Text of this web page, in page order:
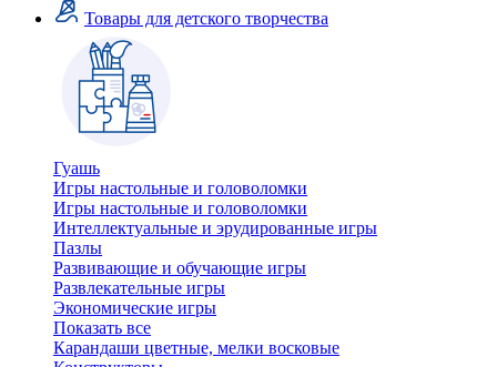
Товары для детского творчества
Гуашь
Игры настольные и головоломки
Игры настольные и головоломки
Интеллектуальные и эрудированные игры
Пазлы
Развивающие и обучающие игры
Развлекательные игры
Экономические игры
Показать все
Карандаши цветные, мелки восковые